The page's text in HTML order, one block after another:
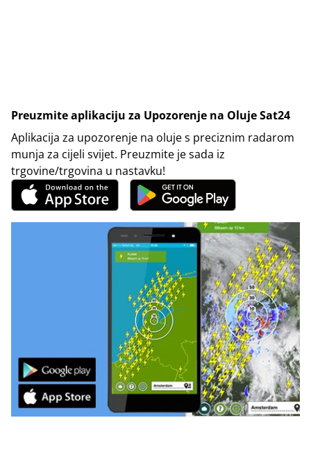
Preuzmite aplikaciju za Upozorenje na Oluje Sat24
Aplikacija za upozorenje na oluje s preciznim radarom
munja za cijeli svijet. Preuzmite je sada iz
trgovine/trgovina u nastavku!